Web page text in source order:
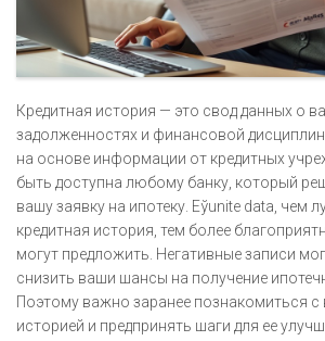
Кредитная история — это свод данных о
задолженностях и финансовой
на основе информации от кредитных
быть доступна любому банку, который
вашу заявку на ипотеку. Еўunite data, чем
кредитная история, тем более
могут предложить. Негативные записи
снизить ваши шансы на получение
Поэтому важно заранее познакомиться с
историей и предпринять шаги для ее